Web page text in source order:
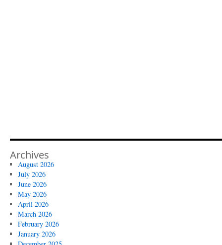
Archives
August 2026
July 2026
June 2026
May 2026
April 2026
March 2026
February 2026
January 2026